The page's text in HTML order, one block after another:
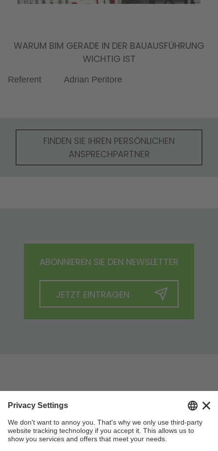
WARUM BIM GERADE IN DER BAUAUSFÜHRUNG
WICHTIG IST
Referent Adrian Peritore
FINDEN SIE IHREN PERSÖNLICHEN
ANSPRECHPARTNER
ABONNIEREN SIE DEN NEWSLETTER
JETZT EINTRAGEN